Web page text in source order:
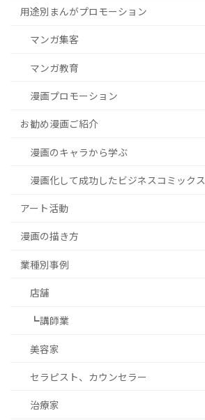
用途別まんがプロモーション
マンガ集客
マンガ教育
漫画プロモーション
お勧め漫画ご紹介
漫画のキャラから学ぶ
漫画化して成功したビジネスコミックス
アート活動
漫画の描き方
業種別事例
店舗
┗講師業
美容家
セラピスト、カウンセラー
治療家